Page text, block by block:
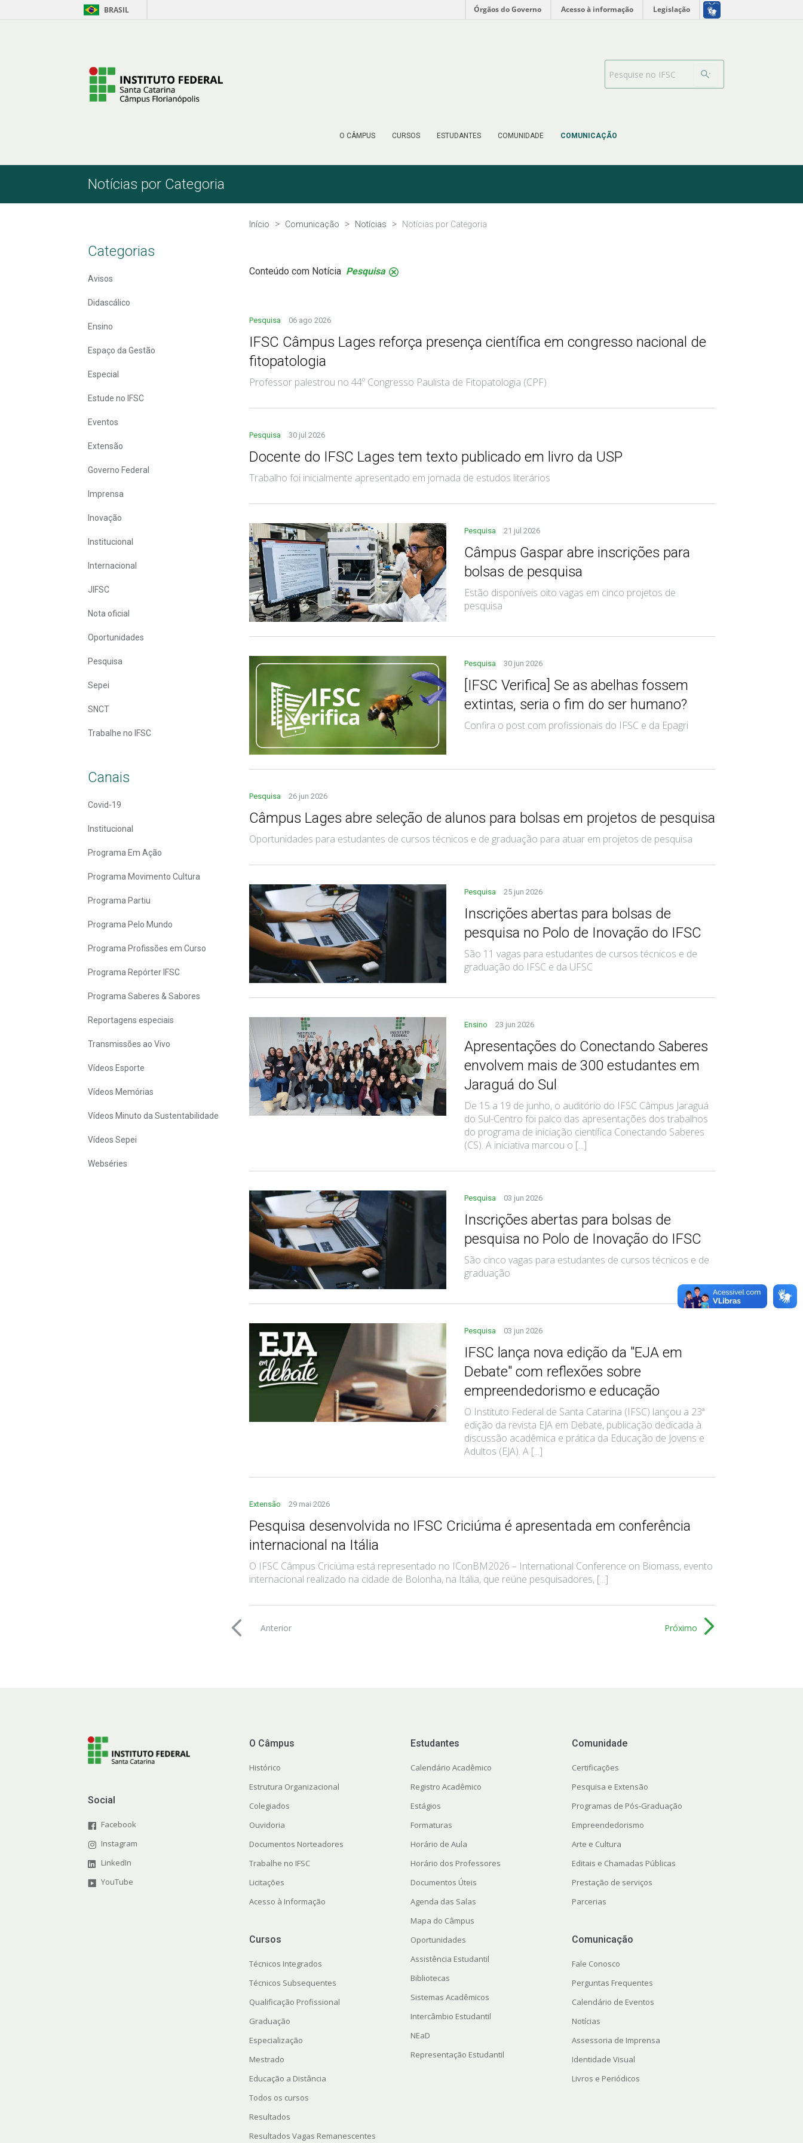
Pular para o Conteúdo BRASIL Órgãos do Governo Acesso à informação Legislação
O CÂMPUS CURSOS ESTUDANTES COMUNIDADE COMUNICAÇÃO
Barra de busca
Notícias por Categoria
Categorias
Avisos
Didascálico
Ensino
Espaço da Gestão
Especial
Estude no IFSC
Eventos
Extensão
Governo Federal
Imprensa
Inovação
Institucional
Internacional
JIFSC
Nota oficial
Oportunidades
Pesquisa
Sepei
SNCT
Trabalhe no IFSC
Canais
Covid-19
Institucional
Programa Em Ação
Programa Movimento Cultura
Programa Partiu
Programa Pelo Mundo
Programa Profissões em Curso
Programa Repórter IFSC
Programa Saberes & Sabores
Reportagens especiais
Transmissões ao Vivo
Vídeos Esporte
Vídeos Memórias
Vídeos Minuto da Sustentabilidade
Vídeos Sepei
Webséries
Início Comunicação Notícias Notícias por Categoria
Conteúdo com Notícia Pesquisa .
Pesquisa 06 ago 2026
IFSC Câmpus Lages reforça presença científica em congresso nacional de
fitopatologia
Professor palestrou no 44º Congresso Paulista de Fitopatologia (CPF)
Pesquisa 30 jul 2026
Docente do IFSC Lages tem texto publicado em livro da USP
Trabalho foi inicialmente apresentado em jornada de estudos literários
Pesquisa 21 jul 2026
Câmpus Gaspar abre inscrições para
bolsas de pesquisa
Estão disponíveis oito vagas em cinco projetos de
pesquisa
Pesquisa 30 jun 2026
[IFSC Verifica] Se as abelhas fossem
extintas, seria o fim do ser humano?
Confira o post com profissionais do IFSC e da Epagri
Pesquisa 26 jun 2026
Câmpus Lages abre seleção de alunos para bolsas em projetos de pesquisa
Oportunidades para estudantes de cursos técnicos e de graduação para atuar em projetos de pesquisa
Pesquisa 25 jun 2026
Inscrições abertas para bolsas de
pesquisa no Polo de Inovação do IFSC
São 11 vagas para estudantes de cursos técnicos e de
graduação do IFSC e da UFSC
Ensino 23 jun 2026
Apresentações do Conectando Saberes
envolvem mais de 300 estudantes em
Jaraguá do Sul
De 15 a 19 de junho, o auditório do IFSC Câmpus Jaraguá
do Sul-Centro foi palco das apresentações dos trabalhos
do programa de iniciação científica Conectando Saberes
(CS). A iniciativa marcou o [...]
Pesquisa 03 jun 2026
Inscrições abertas para bolsas de
pesquisa no Polo de Inovação do IFSC
São cinco vagas para estudantes de cursos técnicos e de
graduação
Pesquisa 03 jun 2026
IFSC lança nova edição da "EJA em
Debate" com reflexões sobre
empreendedorismo e educação
O Instituto Federal de Santa Catarina (IFSC) lançou a 23ª
edição da revista EJA em Debate, publicação dedicada à
discussão acadêmica e prática da Educação de Jovens e
Adultos (EJA). A [...]
Extensão 29 mai 2026
Pesquisa desenvolvida no IFSC Criciúma é apresentada em conferência
internacional na Itália
O IFSC Câmpus Criciúma está representado no IConBM2026 – International Conference on Biomass, evento
internacional realizado na cidade de Bolonha, na Itália, que reúne pesquisadores, [...]
Anterior Próximo
Social
Facebook
Instagram
LinkedIn
YouTube
O Câmpus
Histórico
Estrutura Organizacional
Colegiados
Ouvidoria
Documentos Norteadores
Trabalhe no IFSC
Licitações
Acesso à Informação
Cursos
Técnicos Integrados
Técnicos Subsequentes
Qualificação Profissional
Graduação
Especialização
Mestrado
Educação a Distância
Todos os cursos
Resultados
Resultados Vagas Remanescentes
Estudantes
Calendário Acadêmico
Registro Acadêmico
Estágios
Formaturas
Horário de Aula
Horário dos Professores
Documentos Úteis
Agenda das Salas
Mapa do Câmpus
Oportunidades
Assistência Estudantil
Bibliotecas
Sistemas Acadêmicos
Intercâmbio Estudantil
NEaD
Representação Estudantil
Comunidade
Certificações
Pesquisa e Extensão
Programas de Pós-Graduação
Empreendedorismo
Arte e Cultura
Editais e Chamadas Públicas
Prestação de serviços
Parcerias
Comunicação
Fale Conosco
Perguntas Frequentes
Calendário de Eventos
Notícias
Assessoria de Imprensa
Identidade Visual
Livros e Periódicos